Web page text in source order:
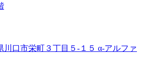
川口市栄町３丁目５-１５ α-アルファ